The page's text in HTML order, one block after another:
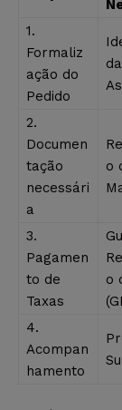
1.
Formaliz
ação do
Pedido
da
2.
Documen
tação
necessári
a
o
3.
Pagamen
to de
Taxas
o
4.
Acompan
hamento